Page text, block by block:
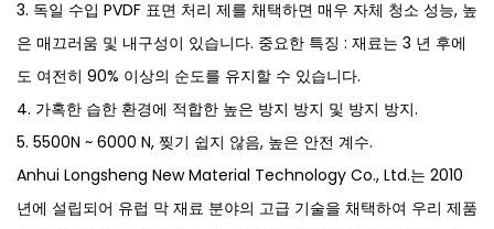
3. 독일 수입 PVDF 표면 처리 제를 채택하면 매우 자체 청소 성능, 높
은 매끄러움 및 내구성이 있습니다. 중요한 특징 : 재료는 3 년 후에
도 여전히 90% 이상의 순도를 유지할 수 있습니다.
4. 가혹한 습한 환경에 적합한 높은 방지 방지 및 방지 방지.
5. 5500N ~ 6000 N, 찢기 쉽지 않음, 높은 안전 계수.
Anhui Longsheng New Material Technology Co., Ltd.는 2010
년에 설립되어 유럽 막 재료 분야의 고급 기술을 채택하여 우리 제품